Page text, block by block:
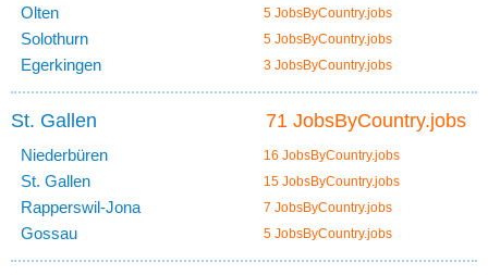
Olten 5 JobsByCountry.jobs
Solothurn 5 JobsByCountry.jobs
Egerkingen 3 JobsByCountry.jobs
71 JobsByCountry.jobs
St. Gallen
Niederbüren 16 JobsByCountry.jobs
St. Gallen 15 JobsByCountry.jobs
Rapperswil-Jona 7 JobsByCountry.jobs
Gossau 5 JobsByCountry.jobs